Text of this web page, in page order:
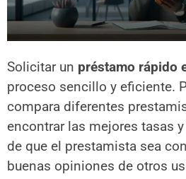
Solicitar un préstamo rápido
proceso sencillo y eficiente.
compara diferentes
encontrar las mejores tasas
de que el prestamista sea
buenas opiniones de otros